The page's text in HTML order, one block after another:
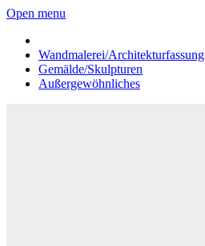
Open menu
Wandmalerei/Architekturfassung
Gemälde/Skulpturen
Außergewöhnliches